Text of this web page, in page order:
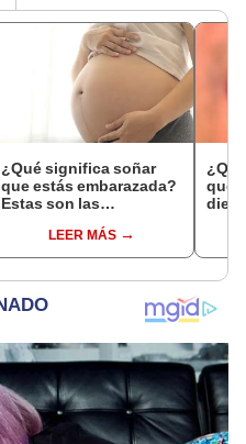
¿Qué significa soñar
que estás embarazada?
Estas son las
comunesLEER MÁS
que